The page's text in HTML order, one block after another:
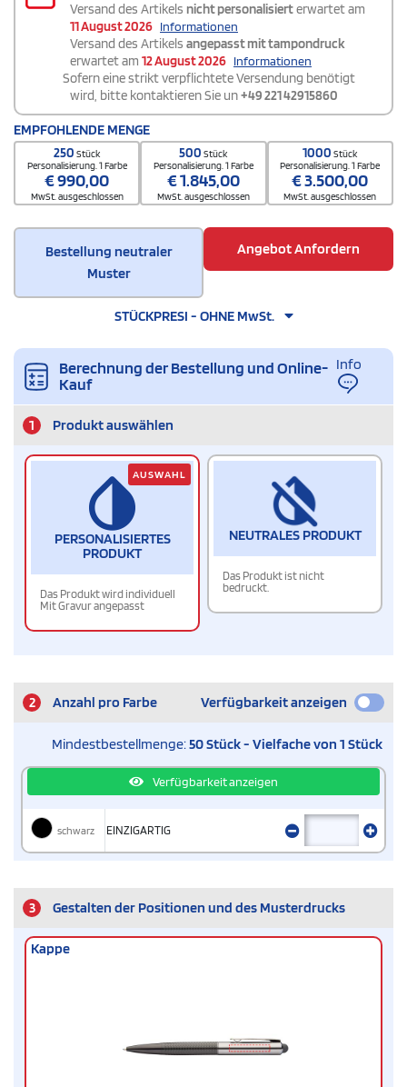
Versand des Artikels nicht personalisierterwartet am
11 August 2026 Informationen
Versand des Artikels angepasst mit tampondruck
erwartet am 12 August 2026 Informationen
Sofern eine strikt verpflichtete Versendung benötigt
wird, bitte kontaktieren Sie un+49 221 42915860
EMPFOHLENDE MENGE
250Stück
Personalisierung. 1 Farbe
€990,00
MwSt. ausgeschlossen
500Stück
Personalisierung. 1 Farbe
€1.845,00
MwSt. ausgeschlossen
1000Stück
Personalisierung. 1 Farbe
€3.500,00
MwSt. ausgeschlossen
Bestellung neutraler
Muster
Angebot Anfordern
STÜCKPRESI - OHNE MwSt.
Berechnung der Bestellung und Online-
Kauf
Info
1 Produkt auswählen
PERSONALISIERTES
PRODUKT
Das Produkt wird individuell
Mit Gravur angepasst
AUSWAHL
NEUTRALES PRODUKT
Das Produkt ist nicht
bedruckt.
2 Anzahl pro Farbe Verfügbarkeit anzeigen
Mindestbestellmenge:50 Stück - Vielfache von 1 Stück
Verfügbarkeit anzeigen
schwarz EINZIGARTIG
3 Gestalten der Positionen und des Musterdrucks
Kappe